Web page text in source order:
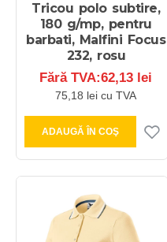
Tricou polo subtire,
180 g/mp, pentru
barbati, Malfini Focus
232, rosu
Fără TVA:62,13 lei
75,18 lei cu TVA
ADAUGĂ ÎN COŞ